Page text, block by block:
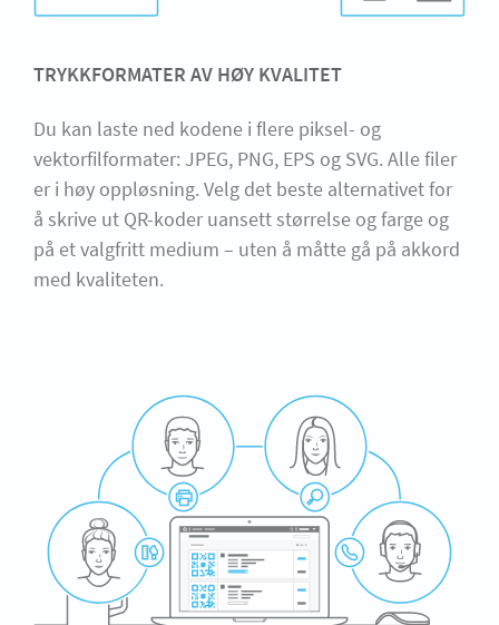
TRYKKFORMATER AV HØY KVALITET
Du kan laste ned kodene i flere piksel- og
vektorfilformater: JPEG, PNG, EPS og SVG. Alle filer
er i høy oppløsning. Velg det beste alternativet for
å skrive ut QR-koder uansett størrelse og farge og
på et valgfritt medium – uten å måtte gå på akkord
med kvaliteten.